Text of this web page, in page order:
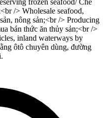
frozen seafood/ Chế
/> Wholesale seafood,
nông sản;<br /> Producing
bán thức ăn thủy sản;<br />
inland waterways by
ôtô chuyên dùng, đường